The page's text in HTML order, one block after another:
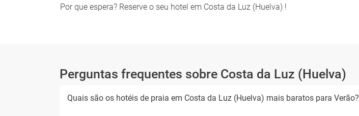
Por que espera? Reserve o seu hotel em Costa da Luz (Huelva) !
Perguntas frequentes sobre Costa da Luz (Huelva)
Quais são os hotéis de praia em Costa da Luz (Huelva) mais baratos para Verão?